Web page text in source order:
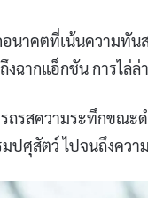
อนาคตที่เน้นความ
งฉากแอ็กชัน การไล่
รสความระทึกขณะ
ปศุสัตว์ ไปจนถึงคว